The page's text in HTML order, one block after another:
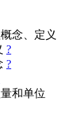
念、定义
?
?
和单位